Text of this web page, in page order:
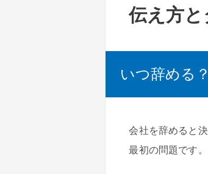
伝え方
いつ辞める
会社を辞めると
最初の問題です。